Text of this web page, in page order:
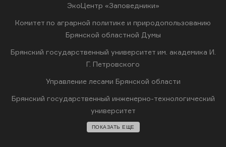
ЭкоЦентр «Заповедники»
Комитет по аграрной политике и природопользованию
Брянской областной Думы
Брянский государственный университет им. академика И.
Г. Петровского
Управление лесами Брянской области
Брянский государственный инженерно-технологический
университет
ПОКАЗАТЬ ЕЩЕ